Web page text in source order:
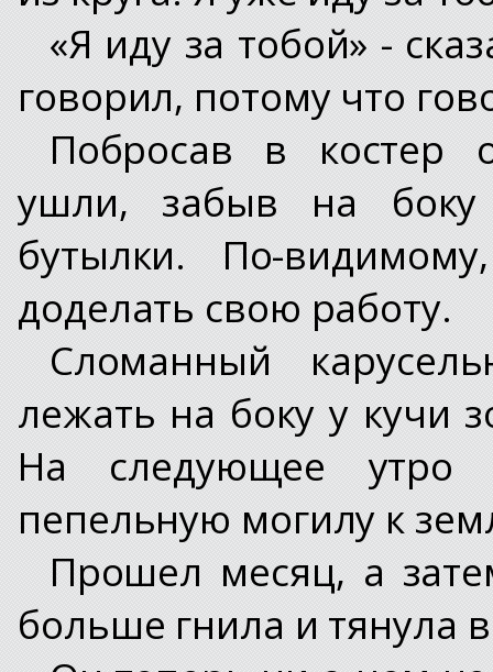
«Я иду за тобой» -
говорил, потому что
Побросав в костер
ушли, забыв на
бутылки. По-
доделать свою работу.
Сломанный
лежать на боку у кучи
На следующее утро
пепельную могилу к
Прошел месяц, а
больше гнила и тянула